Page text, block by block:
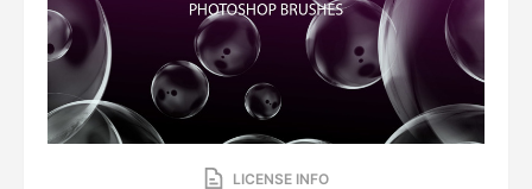
LICENSE INFO